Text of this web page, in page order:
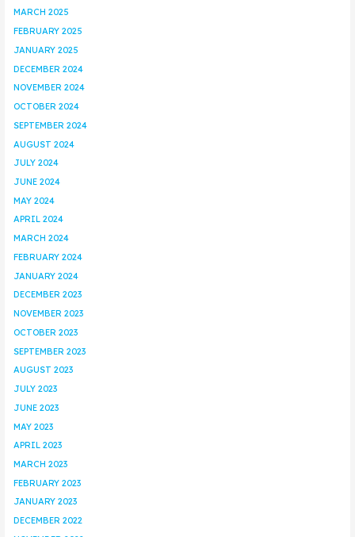
MARCH 2025
FEBRUARY 2025
JANUARY 2025
DECEMBER 2024
NOVEMBER 2024
OCTOBER 2024
SEPTEMBER 2024
AUGUST 2024
JULY 2024
JUNE 2024
MAY 2024
APRIL 2024
MARCH 2024
FEBRUARY 2024
JANUARY 2024
DECEMBER 2023
NOVEMBER 2023
OCTOBER 2023
SEPTEMBER 2023
AUGUST 2023
JULY 2023
JUNE 2023
MAY 2023
APRIL 2023
MARCH 2023
FEBRUARY 2023
JANUARY 2023
DECEMBER 2022